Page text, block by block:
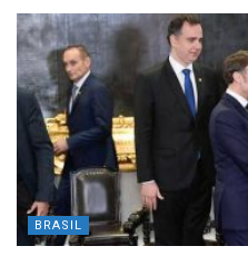
BRASIL